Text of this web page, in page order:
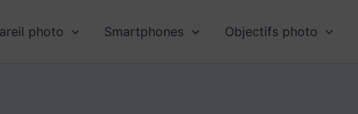
photo Smartphones Objectifs photo